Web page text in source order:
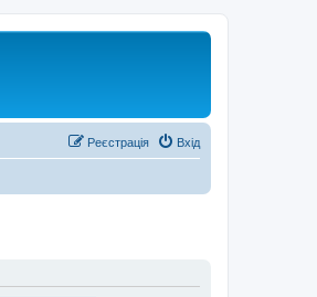
Вхід
Реєстрація